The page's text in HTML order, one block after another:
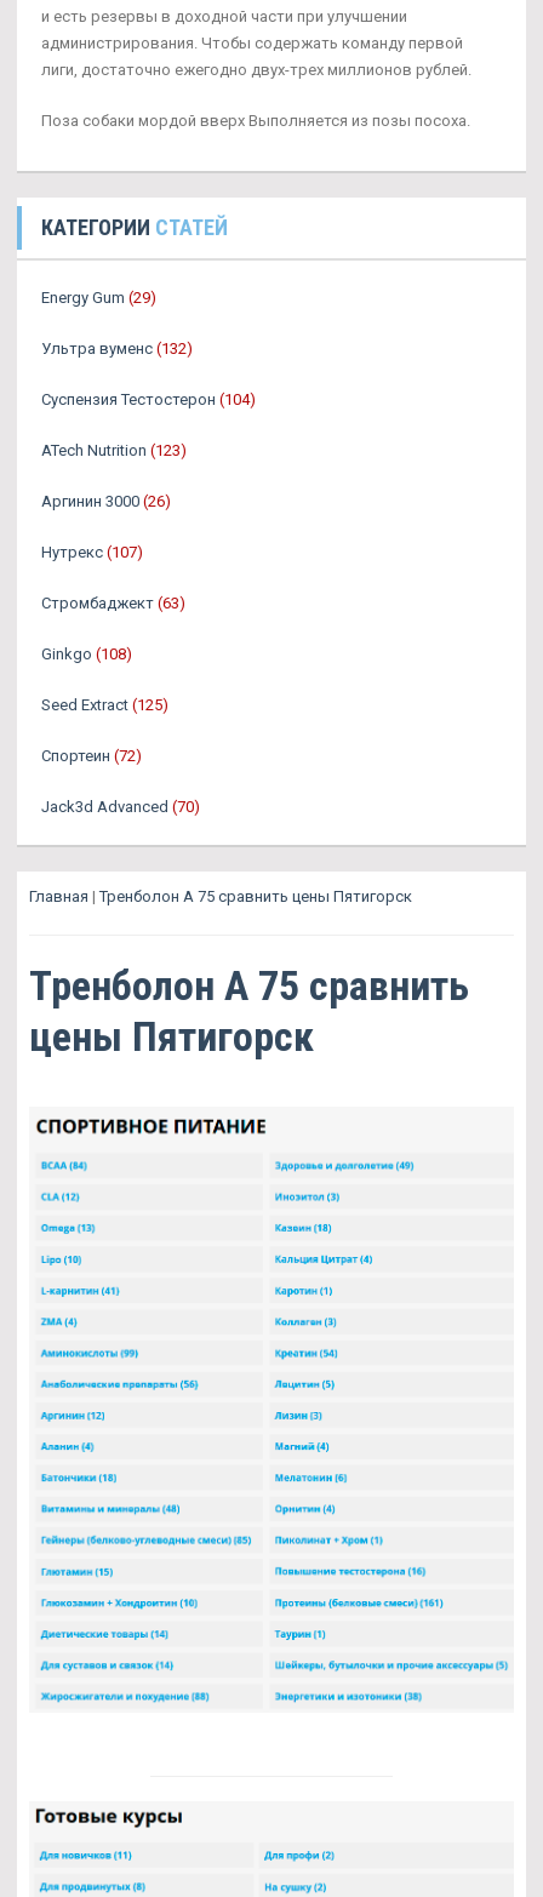
и есть резервы в доходной части при улучшении
администрирования. Чтобы содержать команду первой
лиги, достаточно ежегодно двух-трех миллионов рублей.
Поза собаки мордой вверх Выполняется из позы посоха.
КАТЕГОРИИ СТАТЕЙ
Energy Gum (29)
Ультра вуменс (132)
Суспензия Тестостерон (104)
ATech Nutrition (123)
Аргинин 3000 (26)
Нутрекс (107)
Стромбаджект (63)
Ginkgo (108)
Seed Extract (125)
Спортеин (72)
Jack3d Advanced (70)
Главная |Тренболон A 75 сравнить цены Пятигорск
Тренболон A 75 сравнить
цены Пятигорск